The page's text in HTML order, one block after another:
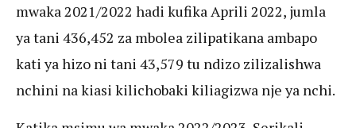
mwaka 2021/2022 hadi kufika Aprili 2022, jumla
ya tani 436,452 za mbolea zilipatikana ambapo
kati ya hizo ni tani 43,579 tu ndizo zilizalishwa
nchini na kiasi kilichobaki kiliagizwa nje ya nchi.